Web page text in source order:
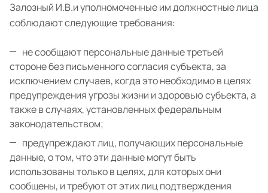
Залозный И.В.и уполномоченные им должностные лица
соблюдают следующие требования:
не сообщают персональные данные третьей
стороне без письменного согласия субъекта, за
исключением случаев, когда это необходимо в целях
предупреждения угрозы жизни и здоровью субъекта, а
также в случаях, установленных федеральным
законодательством;
предупреждают лиц, получающих персональные
данные, о том, что эти данные могут быть
использованы только в целях, для которых они
сообщены, и требуют от этих лиц подтверждения